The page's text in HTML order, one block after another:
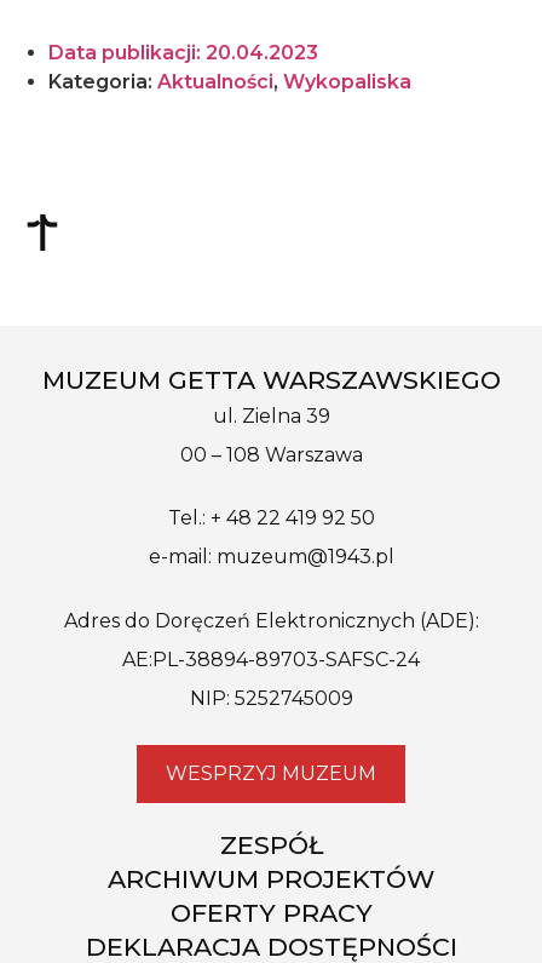
Data publikacji: 20.04.2023
Kategoria: Aktualności, Wykopaliska
MUZEUM GETTA WARSZAWSKIEGO
ul. Zielna 39
00 – 108 Warszawa
Tel.: + 48 22 419 92 50
e-mail: muzeum@1943.pl
Adres do Doręczeń Elektronicznych (ADE):
AE:PL-38894-89703-SAFSC-24
NIP: 5252745009
WESPRZYJ MUZEUM
ZESPÓŁ
ARCHIWUM PROJEKTÓW
OFERTY PRACY
DEKLARACJA DOSTĘPNOŚCI